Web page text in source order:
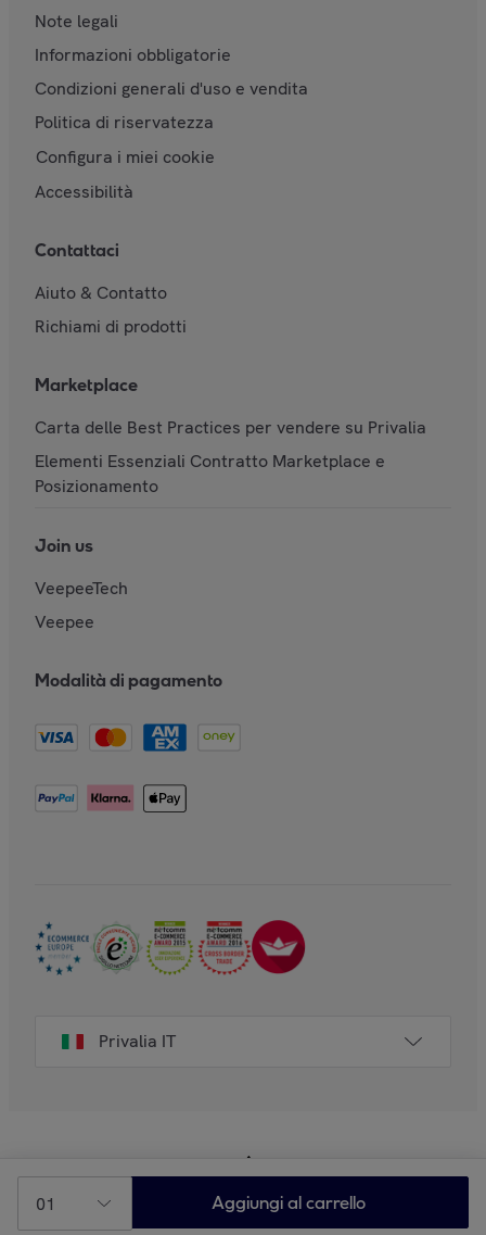
01 Aggiungi al carrello
Note legali
Informazioni obbligatorie
Condizioni generali d'uso e vendita
Politica di riservatezza
Configura i miei cookie
Accessibilità
Contattaci
Aiuto & Contatto
Richiami di prodotti
Marketplace
Carta delle Best Practices per vendere su Privalia
Elementi Essenziali Contratto Marketplace e
Posizionamento
Join us
VeepeeTech
Veepee
Modalità di pagamento
Privalia IT